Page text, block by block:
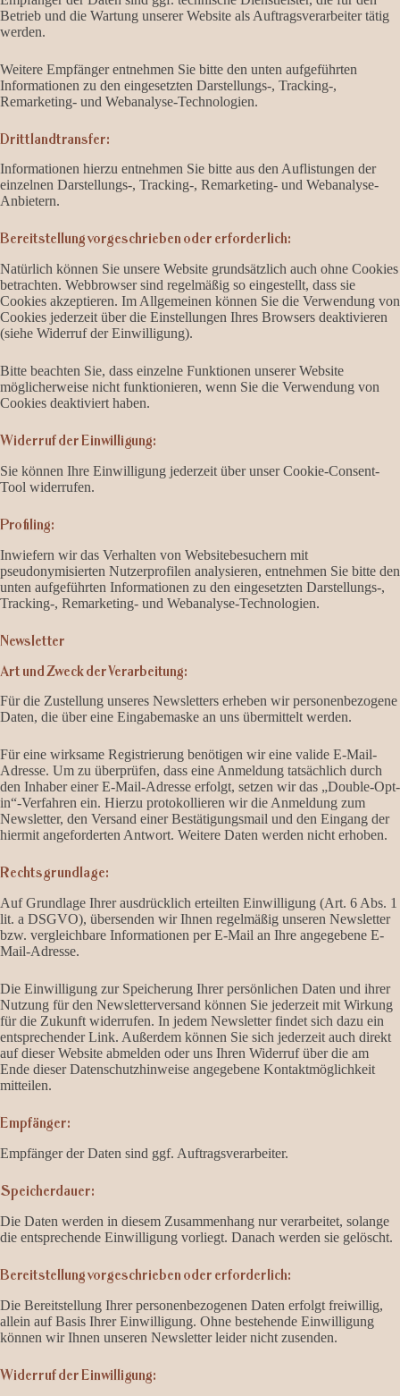
Betrieb und die Wartung unserer Website als Auftragsverarbeiter tätig
werden.
Weitere Empfänger entnehmen Sie bitte den unten aufgeführten
Informationen zu den eingesetzten Darstellungs-, Tracking-,
Remarketing- und Webanalyse-Technologien.
Drittlandtransfer:
Informationen hierzu entnehmen Sie bitte aus den Auflistungen der
einzelnen Darstellungs-, Tracking-, Remarketing- und Webanalyse-
Anbietern.
Bereitstellung vorgeschrieben oder erforderlich:
Natürlich können Sie unsere Website grundsätzlich auch ohne Cookies
betrachten. Webbrowser sind regelmäßig so eingestellt, dass sie
Cookies akzeptieren. Im Allgemeinen können Sie die Verwendung von
Cookies jederzeit über die Einstellungen Ihres Browsers deaktivieren
(siehe Widerruf der Einwilligung).
Bitte beachten Sie, dass einzelne Funktionen unserer Website
möglicherweise nicht funktionieren, wenn Sie die Verwendung von
Cookies deaktiviert haben.
Widerruf der Einwilligung:
Sie können Ihre Einwilligung jederzeit über unser Cookie-Consent-
Tool widerrufen.
Profiling:
Inwiefern wir das Verhalten von Websitebesuchern mit
pseudonymisierten Nutzerprofilen analysieren, entnehmen Sie bitte den
unten aufgeführten Informationen zu den eingesetzten Darstellungs-,
Tracking-, Remarketing- und Webanalyse-Technologien.
Newsletter
Art und Zweck der Verarbeitung:
Für die Zustellung unseres Newsletters erheben wir personenbezogene
Daten, die über eine Eingabemaske an uns übermittelt werden.
Für eine wirksame Registrierung benötigen wir eine valide E-Mail-
Adresse. Um zu überprüfen, dass eine Anmeldung tatsächlich durch
den Inhaber einer E-Mail-Adresse erfolgt, setzen wir das „Double-Opt-
in“-Verfahren ein. Hierzu protokollieren wir die Anmeldung zum
Newsletter, den Versand einer Bestätigungsmail und den Eingang der
hiermit angeforderten Antwort. Weitere Daten werden nicht erhoben.
Rechtsgrundlage:
Auf Grundlage Ihrer ausdrücklich erteilten Einwilligung (Art. 6 Abs. 1
lit. a DSGVO), übersenden wir Ihnen regelmäßig unseren Newsletter
bzw. vergleichbare Informationen per E-Mail an Ihre angegebene E-
Mail-Adresse.
Die Einwilligung zur Speicherung Ihrer persönlichen Daten und ihrer
Nutzung für den Newsletterversand können Sie jederzeit mit Wirkung
für die Zukunft widerrufen. In jedem Newsletter findet sich dazu ein
entsprechender Link. Außerdem können Sie sich jederzeit auch direkt
auf dieser Website abmelden oder uns Ihren Widerruf über die am
Ende dieser Datenschutzhinweise angegebene Kontaktmöglichkeit
mitteilen.
Empfänger:
Empfänger der Daten sind ggf. Auftragsverarbeiter.
Speicherdauer:
Die Daten werden in diesem Zusammenhang nur verarbeitet, solange
die entsprechende Einwilligung vorliegt. Danach werden sie gelöscht.
Bereitstellung vorgeschrieben oder erforderlich:
Die Bereitstellung Ihrer personenbezogenen Daten erfolgt freiwillig,
allein auf Basis Ihrer Einwilligung. Ohne bestehende Einwilligung
können wir Ihnen unseren Newsletter leider nicht zusenden.
Widerruf der Einwilligung: